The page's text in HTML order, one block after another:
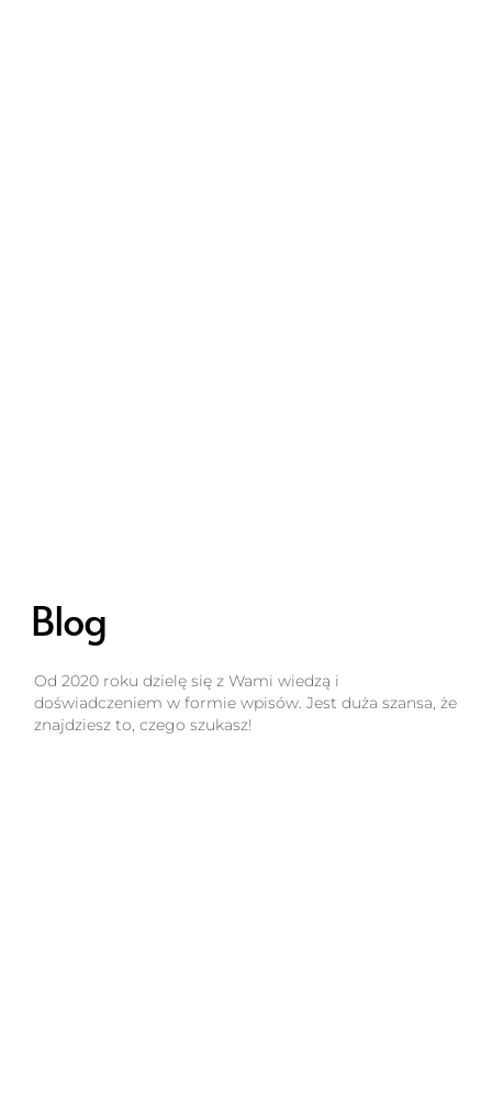
Blog
Od 2020 roku dzielę się z Wami wiedzą i
doświadczeniem w formie wpisów. Jest duża szansa, że
znajdziesz to, czego szukasz!